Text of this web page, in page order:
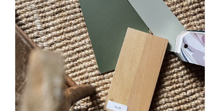
choisies
sur
la
page
du
produit